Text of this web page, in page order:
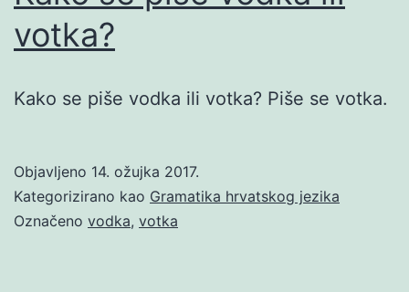
votka?
Kako se piše vodka ili votka? Piše se votka.
Objavljeno 14. ožujka 2017.
Kategorizirano kao Gramatika hrvatskog jezika
Označeno vodka, votka